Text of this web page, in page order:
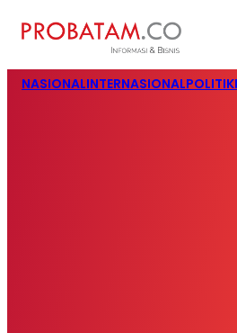
NASIONALINTERNASIONALPOLITIK